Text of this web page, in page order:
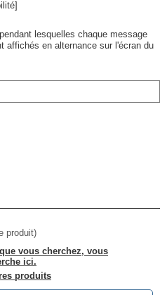
lesquelles chaque message
affichés en alternance sur l'écran du
produit)
vous cherchez, vous
ici.
produits